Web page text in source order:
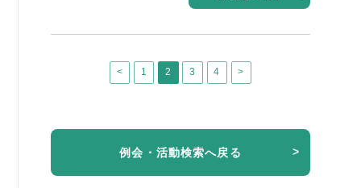
< 1 2 3 4 >
例会・活動検索へ戻る